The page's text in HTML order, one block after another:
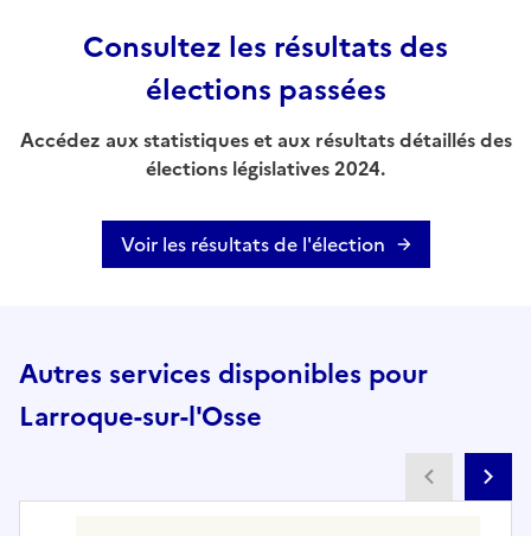
Consultez les résultats des
élections passées
Accédez aux statistiques et aux résultats détaillés des
élections législatives 2024.
Voir les résultats de l'élection
Autres services disponibles pour
Larroque-sur-l'Osse